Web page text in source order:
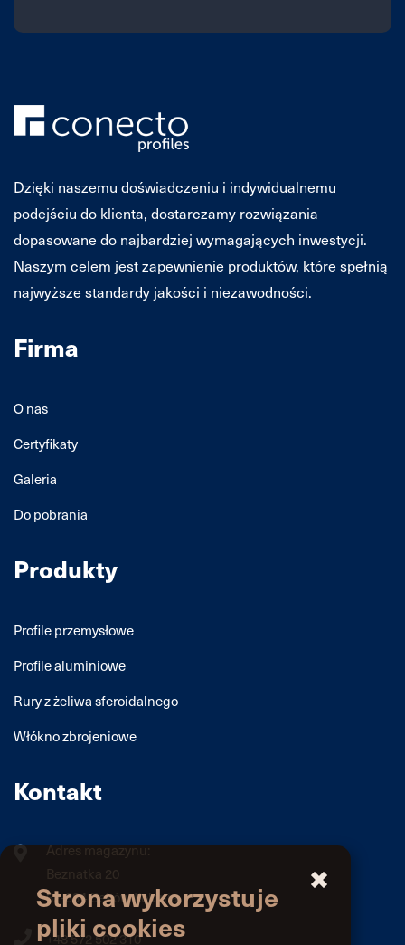
Dzięki naszemu doświadczeniu i indywidualnemu
podejściu do klienta, dostarczamy rozwiązania
dopasowane do najbardziej wymagających inwestycji.
Naszym celem jest zapewnienie produktów, które spełnią
najwyższe standardy jakości i niezawodności.
Firma
O nas
Certyfikaty
Galeria
Do pobrania
Produkty
Profile przemysłowe
Profile aluminiowe
Rury z żeliwa sferoidalnego
Włókno zbrojeniowe
Kontakt
Adres magazynu:
Beznatka 20
62-834 Ceków Kolonia
+48 572 502 310
Strona wykorzystuje
pliki cookies